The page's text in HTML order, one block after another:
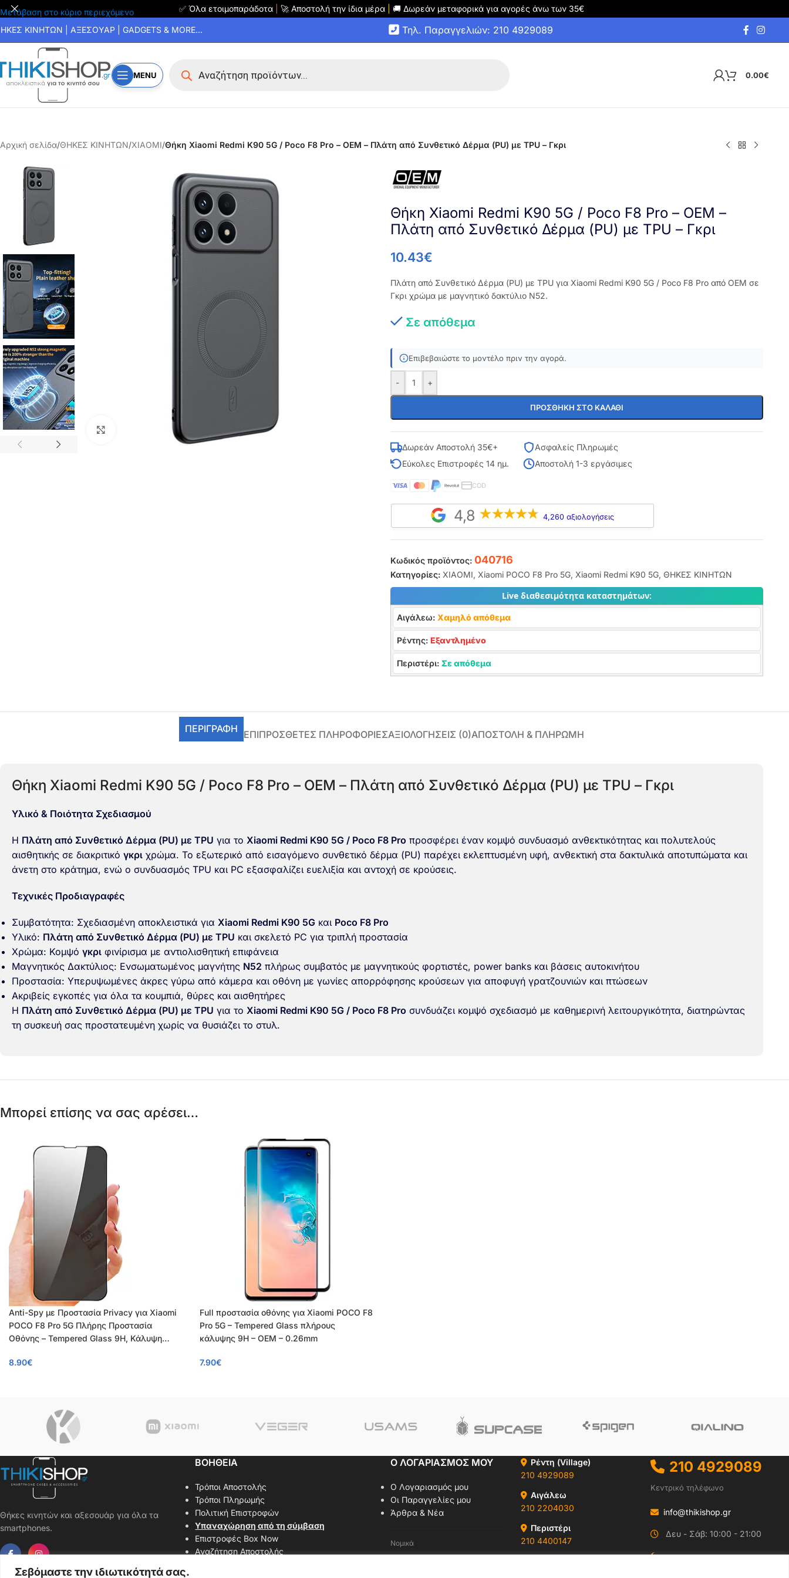
Σεβόμαστε την ιδιωτικότητά σας.
Μετάβαση στο κύριο περιεχόμενο ✅ Όλα ετοιμοπαράδοτα 🚀 Αποστολή την ίδια μέρα 🚚 Δωρεάν μεταφορικά για αγορές άνω των 35€
ΚΙΝΗΤΩΝ | ΑΞΕΣΟΥΑΡ | GADGETS & MORE... Τηλ. Παραγγελιών: 210 4929089
MENU 0.00€
Αρχική σελίδα/ΘΗΚΕΣ ΚΙΝΗΤΩΝ/XIAOMI/Θήκη Xiaomi Redmi K90 5G / Poco F8 Pro – OEM – Πλάτη από Συνθετικό Δέρμα (PU) με TPU – Γκρι
Θήκη Xiaomi Redmi K90 5G / Poco F8 Pro – OEM –
Πλάτη από Συνθετικό Δέρμα (PU) με TPU – Γκρι
10.43€
Πλάτη από Συνθετικό Δέρμα (PU) με TPU για Xiaomi Redmi K90 5G / Poco F8 Pro από OEM σε
Γκρι χρώμα με μαγνητικό δακτύλιο N52.
Σε απόθεμα
Επιβεβαιώστε το μοντέλο πριν την αγορά.
- +
ΠΡΟΣΘΉΚΗ ΣΤΟ ΚΑΛΆΘΙ
Δωρεάν Αποστολή 35€+
Ασφαλείς Πληρωμές
Εύκολες Επιστροφές 14 ημ.
Αποστολή 1-3 εργάσιμες
COD
4,8 4,260 αξιολογήσεις
Κωδικός προϊόντος: 040716
Κατηγορίες: XIAOMI, Xiaomi POCO F8 Pro 5G, Xiaomi Redmi K90 5G, ΘΗΚΕΣ ΚΙΝΗΤΩΝ
Live διαθεσιμότητα καταστημάτων:
Αιγάλεω: Χαμηλό απόθεμα
Ρέντης: Εξαντλημένο
Περιστέρι: Σε απόθεμα
ΠΕΡΙΓΡΑΦΉ ΕΠΙΠΡΌΣΘΕΤΕΣ ΠΛΗΡΟΦΟΡΊΕΣΑΞΙΟΛΟΓΉΣΕΙΣ (0)ΑΠΟΣΤΟΛΗ & ΠΛΗΡΩΜΗ
Θήκη Xiaomi Redmi K90 5G / Poco F8 Pro – OEM – Πλάτη από Συνθετικό Δέρμα (PU) με TPU – Γκρι
Υλικό & Ποιότητα Σχεδιασμού
Η Πλάτη από Συνθετικό Δέρμα (PU) με TPU για το Xiaomi Redmi K90 5G / Poco F8 Pro προσφέρει έναν κομψό συνδυασμό ανθεκτικότητας και πολυτελούς
αισθητικής σε διακριτικό γκρι χρώμα. Το εξωτερικό από εισαγόμενο συνθετικό δέρμα (PU) παρέχει εκλεπτυσμένη υφή, ανθεκτική στα δακτυλικά αποτυπώματα και
άνετη στο κράτημα, ενώ ο συνδυασμός TPU και PC εξασφαλίζει ευελιξία και αντοχή σε κρούσεις.
Τεχνικές Προδιαγραφές
Συμβατότητα: Σχεδιασμένη αποκλειστικά για Xiaomi Redmi K90 5G και Poco F8 Pro
Υλικό: Πλάτη από Συνθετικό Δέρμα (PU) με TPU και σκελετό PC για τριπλή προστασία
Χρώμα: Κομψό γκρι φινίρισμα με αντιολισθητική επιφάνεια
Μαγνητικός Δακτύλιος: Ενσωματωμένος μαγνήτης N52 πλήρως συμβατός με μαγνητικούς φορτιστές, power banks και βάσεις αυτοκινήτου
Προστασία: Υπερυψωμένες άκρες γύρω από κάμερα και οθόνη με γωνίες απορρόφησης κρούσεων για αποφυγή γρατζουνιών και πτώσεων
Ακριβείς εγκοπές για όλα τα κουμπιά, θύρες και αισθητήρες
Η Πλάτη από Συνθετικό Δέρμα (PU) με TPU για το Xiaomi Redmi K90 5G / Poco F8 Pro συνδυάζει κομψό σχεδιασμό με καθημερινή λειτουργικότητα, διατηρώντας
τη συσκευή σας προστατευμένη χωρίς να θυσιάζει το στυλ.
Μπορεί επίσης να σας αρέσει…
Anti-Spy με Προστασία Privacy για Xiaomi
POCO F8 Pro 5G Πλήρης Προστασία
Οθόνης – Tempered Glass 9H, Κάλυψη
8.90€
Full προστασία οθόνης για Xiaomi POCO F8
Pro 5G – Tempered Glass πλήρους
κάλυψης 9H – OEM – 0.26mm
7.90€
Θήκες κινητών και αξεσουάρ για όλα τα
smartphones.
ΒΟΗΘΕΙΑ
Τρόποι Αποστολής
Τρόποι Πληρωμής
Πολιτική Επιστροφών
Υπαναχώρηση από τη σύμβαση
Επιστροφές Box Now
Αναζήτηση Αποστολής
Ο ΛΟΓΑΡΙΑΣΜΟΣ ΜΟΥ
Ο Λογαριασμός μου
Οι Παραγγελίες μου
Άρθρα & Νέα
Νομικά
Ρέντη (Village)
210 4929089
Αιγάλεω
210 2204030
Περιστέρι
210 4400147
210 4929089
Κεντρικό τηλέφωνο
info@thikishop.gr
Δευ - Σάβ: 10:00 - 21:00